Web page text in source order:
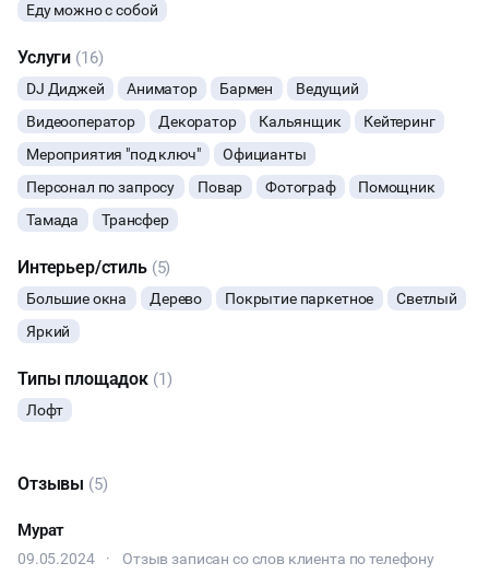
Еду можно с собой
Услуги (16)
DJ Диджей Аниматор Бармен
Ведущий
Видеооператор
Декоратор Кальянщик
Кейтеринг
Мероприятия "под ключ"
Официанты
Персонал по запросу
Повар Фотограф
Помощник
Тамада
Трансфер
Интерьер/стиль (5)
Большие окна Дерево Покрытие паркетное
Светлый
Яркий
Типы площадок (1)
Лофт
Отзывы (5)
Мурат
09.05.2024 ·
Отзыв записан со слов клиента по телефону
ТАНЦЫ
ВЫСТАВКИ
КАСТИНГИ
КИНОПРОСМОТР
НАСТОЛЬНЫЕ ИГРЫ
РЕПЕТИЦИИ
ДЕГУСТАЦИИ